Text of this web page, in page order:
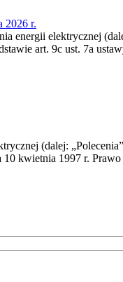
2026 r.
energii elektrycznej
art. 9c ust. 7a
(dalej:
10 kwietnia 1997 r.